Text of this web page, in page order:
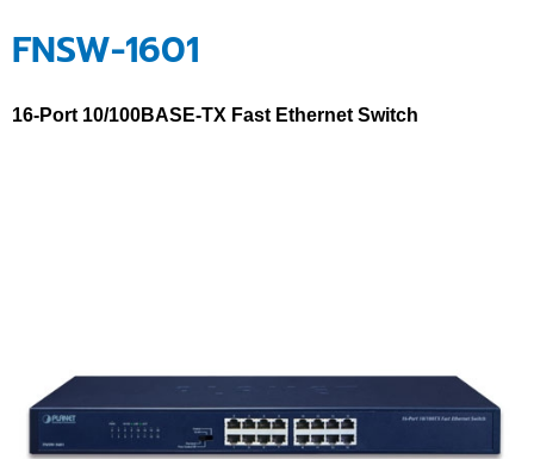
FNSW-1601
16-Port 10/100BASE-TX Fast Ethernet Switch